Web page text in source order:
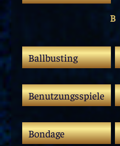
B
Ballbusting
Benutzungsspiele
Bondage